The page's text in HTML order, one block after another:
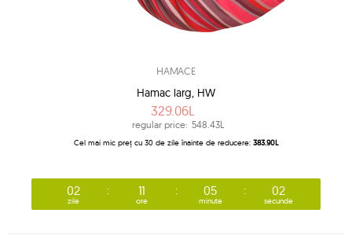
HAMACE
Hamac larg, HW
329.06L
regular price: 548.43L
Cel mai mic preț cu 30 de zile înainte de reducere: 383.90L
02
zile
11
ore
05
minute
02
secunde